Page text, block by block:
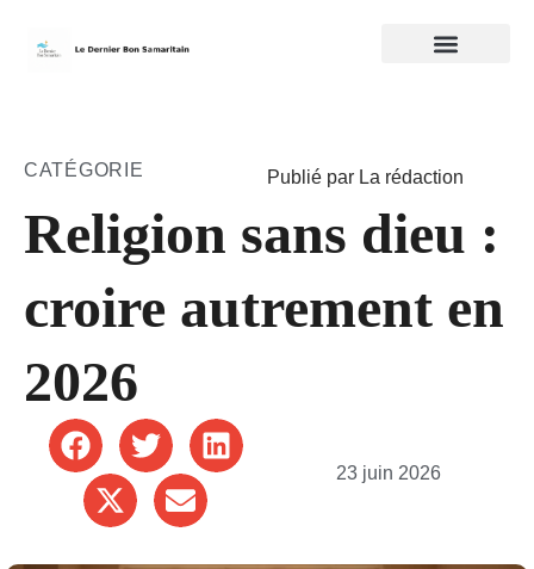
CATÉGORIE Publié par La rédaction
Religion sans dieu :
croire autrement en
2026
23 juin 2026